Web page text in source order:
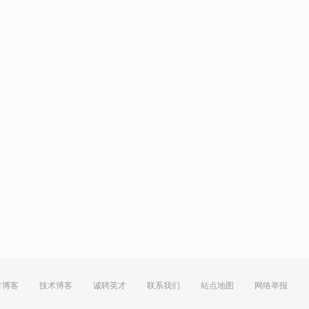
博客 技术博客 诚聘英才 联系我们 站点地图 网络举报